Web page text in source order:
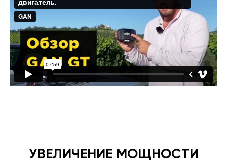
УВЕЛИЧЕНИЕ МОЩНОСТИ